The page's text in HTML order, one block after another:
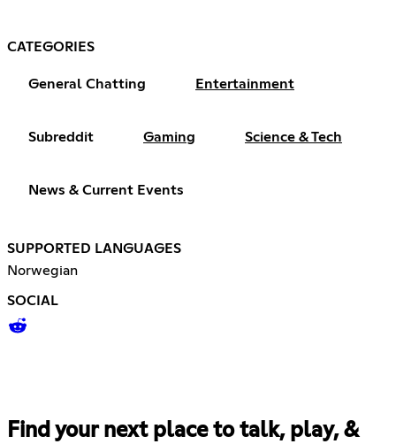
CATEGORIES
General Chatting Entertainment
Subreddit Gaming Science & Tech
News & Current Events
SUPPORTED LANGUAGES
Norwegian
SOCIAL
Find your next place to talk, play, &